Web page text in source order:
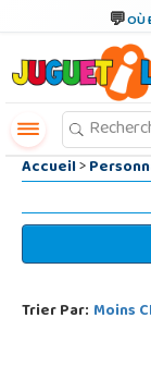
OÙ
Accueil>
Trier Par: Moins